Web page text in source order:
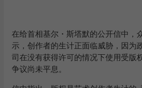
在给首相基尔・斯塔默的公开信中，
示，创作者的生计正面临威胁，因为
司在没有获得许可的情况下使用受版
争议尚未平息。